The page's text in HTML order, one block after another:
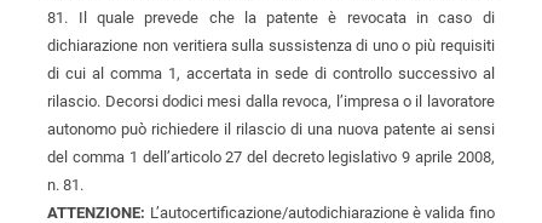
81. Il quale prevede che la patente è revocata in caso di
dichiarazione non veritiera sulla sussistenza di uno o più requisiti
di cui al comma 1, accertata in sede di controllo successivo al
rilascio. Decorsi dodici mesi dalla revoca, l’impresa o il lavoratore
autonomo può richiedere il rilascio di una nuova patente ai sensi
del comma 1 dell’articolo 27 del decreto legislativo 9 aprile 2008,
n. 81.
ATTENZIONE: L’autocertificazione/autodichiarazione è valida fino